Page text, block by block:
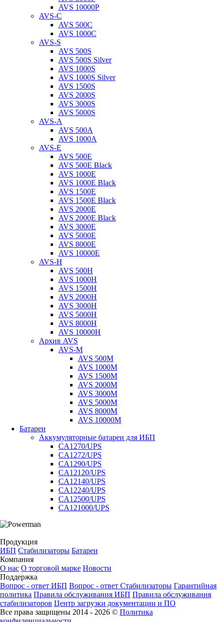
AVS 10000P
AVS-C
AVS 500C
AVS 1000C
AVS-S
AVS 500S
AVS 500S Silver
AVS 1000S
AVS 1000S Silver
AVS 1500S
AVS 2000S
AVS 3000S
AVS 5000S
AVS-A
AVS 500A
AVS 1000A
AVS-E
AVS 500E
AVS 500E Black
AVS 1000E
AVS 1000E Black
AVS 1500E
AVS 1500E Black
AVS 2000E
AVS 2000E Black
AVS 3000E
AVS 5000E
AVS 8000E
AVS 10000E
AVS-H
AVS 500H
AVS 1000H
AVS 1500H
AVS 2000H
AVS 3000H
AVS 5000H
AVS 8000H
AVS 10000H
Архив AVS
AVS-M
AVS 500M
AVS 1000M
AVS 1500M
AVS 2000M
AVS 3000M
AVS 5000M
AVS 8000M
AVS 10000M
Батареи
Аккумуляторные батареи для ИБП
CA1270/UPS
CA1272/UPS
CA1290/UPS
CA12120/UPS
CA12140/UPS
CA12240/UPS
CA12500/UPS
CA121000/UPS
Продукция
ИБП Стабилизаторы Батареи
Компания
О нас О торговой марке Новости
Поддержка
Вопрос - ответ ИБП Вопрос - ответ Стабилизаторы Гарантийная
политика Правила обслуживания ИБП Правила обслуживания
стабилизаторов Центр загрузки документации и ПО
Все права защищены 2014 - 2026 © Политика